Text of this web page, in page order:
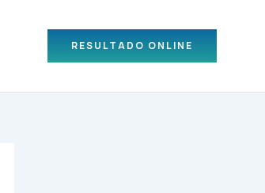
RESULTADO ONLINE